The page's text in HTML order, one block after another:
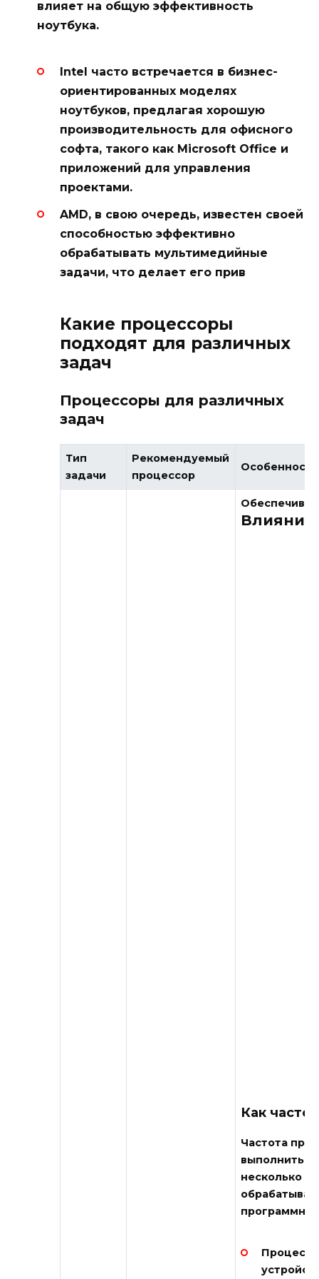
влияет на общую эффективность
ноутбука.
Intel часто встречается в бизнес-
ориентированных моделях
ноутбуков, предлагая хорошую
производительность для офисного
софта, такого как Microsoft Office и
приложений для управления
проектами.
AMD, в свою очередь, известен своей
способностью эффективно
обрабатывать мультимедийные
задачи, что делает его прив
Какие процессоры
подходят для различных
задач
Процессоры для различных
задач
Тип
задачи
Рекомендуемый
процессор
Особенности
Влияние
Как
Частота
выполнить.
несколько